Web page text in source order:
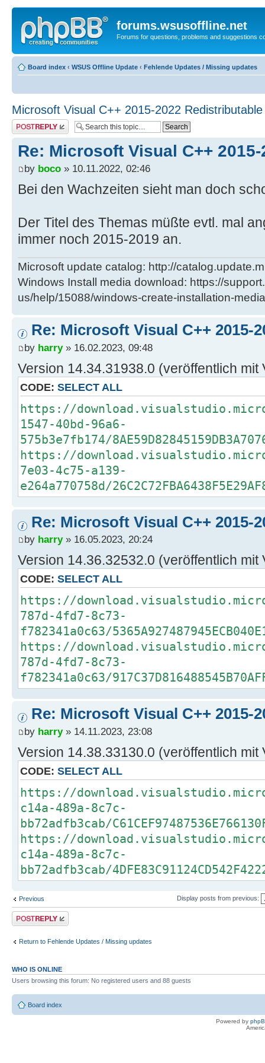
forums.wsusoffline.net
Forums for questions, problems and suggestions
Board index ‹ WSUS Offline Update ‹ Fehlende Updates / Missing updates
Microsoft Visual C++ 2015-2022 Redistributable
Post a reply
Re: Microsoft Visual C++
by boco » 10.11.2022, 02:46
Bei den Wachzeiten sieht man doch
Der Titel des Themas müßte evtl. mal
immer noch 2015-2019 an.
Microsoft update catalog: http://
Windows Install media download: https://
us/help/15088/windows-create-installation-media
Re: Microsoft Visual C++ 2015-
by harry» 16.02.2023, 09:48
Version 14.34.31938.0 (veröffentlich
CODE: SELECT ALL
https://
1547-40bd-96a6-
575b3e7fb174/
https://
7e03-4c75-a139-
e264a770758d/
Re: Microsoft Visual C++ 2015-
by harry» 16.05.2023, 20:24
Version 14.36.32532.0 (veröffentlich
CODE: SELECT ALL
https://
787d-4fd7-8c73-
f782341a0c63/
https://
787d-4fd7-8c73-
f782341a0c63/
Re: Microsoft Visual C++ 2015-
by harry» 14.11.2023, 23:08
Version 14.38.33130.0 (veröffentlich
CODE: SELECT ALL
https://
c14a-489a-8c7c-
bb72adfb3cab/
https://
c14a-489a-8c7c-
bb72adfb3cab/
Previous Display posts from previous:
Post a reply
Return to Fehlende Updates / Missing updates
WHO IS ONLINE
Users browsing this forum: No registered users and 88 guests
Board index
Powered by